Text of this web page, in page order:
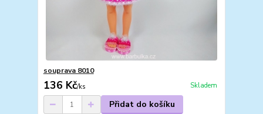
souprava 8010
136 Kč/ks Skladem
Přidat do košíku